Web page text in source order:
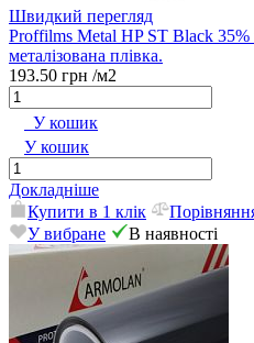
Швидкий перегляд
Proffilms Metal HP ST Black
металізована плівка.
193.50 грн /м2
У кошик
У кошик
Докладніше
Купити в 1 клік
У вибране
В наявності